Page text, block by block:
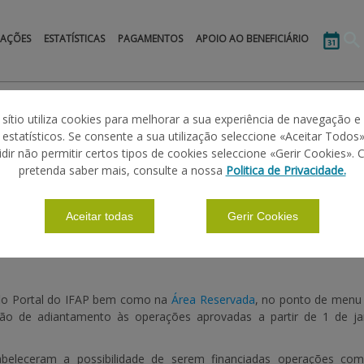
ESTATÍSTICAS PAGAMENTOS APOIO AO BENEFICIÁRIO
PARA CONCESSÃO DE
Portal do IFAP bem como naÁrea Reservada, no ponto de menu
de adiantamento às operações aprovadas a partir de 1 de
a possibilidade de serem financiadas operações
sítio utiliza cookies para melhorar a sua experiência de navegação e
Se consente a sua utilização seleccione «Aceitar
não permitir certos tipos de cookies seleccione «Gerir Cookies».
pretenda saber mais, consulte a nossa Politica de Privacidade.
Aceitar todas Gerir Cookies